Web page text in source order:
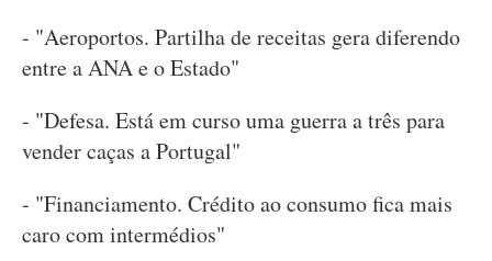
- "Aeroportos. Partilha de receitas gera diferendo
entre a ANA e o Estado"
- "Defesa. Está em curso uma guerra a três para
vender caças a Portugal"
- "Financiamento. Crédito ao consumo fica mais
caro com intermédios"